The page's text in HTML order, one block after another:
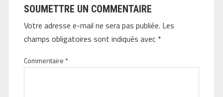
SOUMETTRE UN COMMENTAIRE
Votre adresse e-mail ne sera pas publiée. Les
champs obligatoires sont indiqués avec *
Commentaire *